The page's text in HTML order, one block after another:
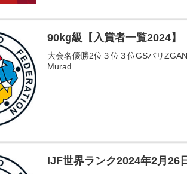
90kg級【入賞者一覧2024】
大会名優勝2位３位３位GSパリ
Murad...
IJF世界ランク2024年2月26